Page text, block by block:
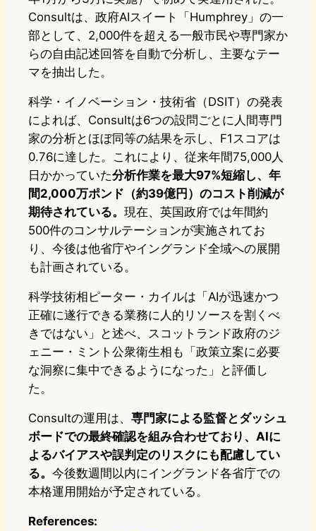
Consultは、政府AIスイート「Humphrey」の一
部として、2,000件を超える一般市民や専門家か
らの自由記述回答を自動で分析し、主要なテー
マを抽出した。
科学・イノベーション・技術省（DSIT）の発表
によれば、Consultは6つの設問ごとに人間専門
家の分析とほぼ同等の結果を示し、F1スコアは
0.76に達した。これにより、従来年間75,000人
日かかっていた分析作業を最大97%短縮し、年
間2,000万ポンド（約39億円）のコスト削減が
期待されている。 現在、英国政府では年間約
500件のコンサルテーションが実施されてお
り、今後は他省庁やイングランド全域への展開
も計画されている。
科学技術相ピーター・カイルは「AIが迅速かつ
正確に遂行できる業務に人的リソースを割くべ
きではない」と述べ、スコットランド政府のジ
ェニー・ミント公衆衛生相も「政策立案に必要
な洞察に集中できるようになった」と評価し
た。
Consultの運用は、 専門家による監督とダッシュ
ボードでの最終確認を組み合わせており、AIに
よるバイアスや誤判定のリスクにも配慮してい
る。 今後数週間以内にイングランド各省庁での
本格運用開始が予定されている。
References: